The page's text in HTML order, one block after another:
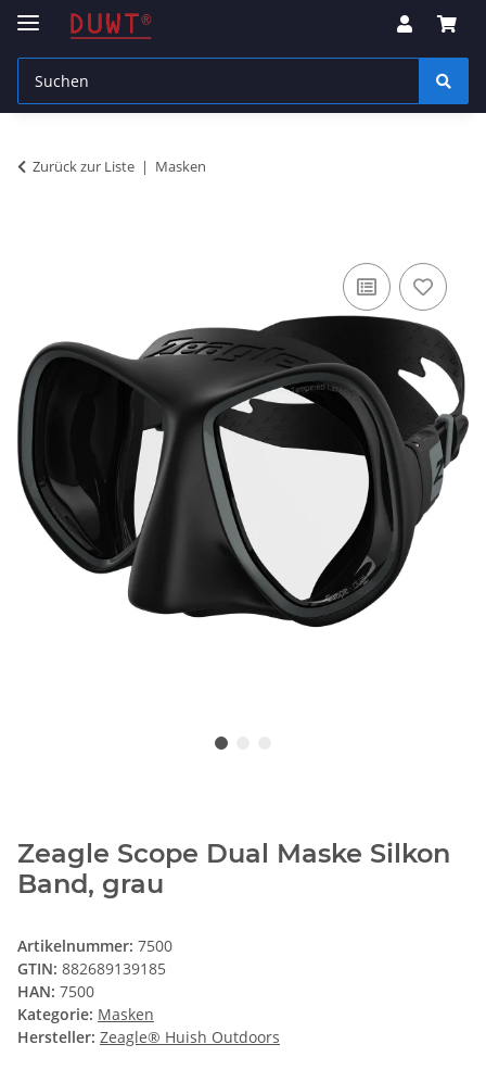
Zurück zur Liste Masken
Zeagle Scope Dual Maske Silkon
Band, grau
Artikelnummer: 7500
GTIN: 882689139185
HAN: 7500
Kategorie: Masken
Hersteller: Zeagle® Huish Outdoors